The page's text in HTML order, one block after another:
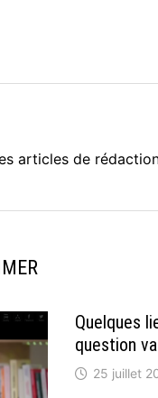
articles de
Quelques
question
25 juillet